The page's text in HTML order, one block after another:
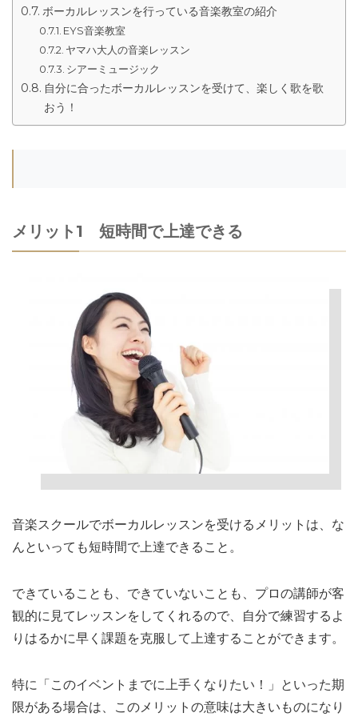
ボーカルレッスンを行っている音楽教室の紹介
EYS音楽教室
ヤマハ大人の音楽レッスン
シアーミュージック
自分に合ったボーカルレッスンを受けて、楽しく歌を歌
おう！
メリット1 短時間で上達できる
音楽スクールでボーカルレッスンを受けるメリットは、な
んといっても短時間で上達できること。
できていることも、できていないことも、プロの講師が客
観的に見てレッスンをしてくれるので、自分で練習するよ
りはるかに早く課題を克服して上達することができます。
特に「このイベントまでに上手くなりたい！」といった期
限がある場合は、このメリットの意味は大きいものになり